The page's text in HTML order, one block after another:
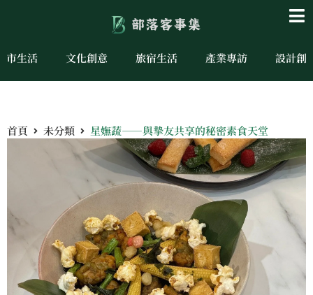
市生活 文化創意 旅宿生活 產業專訪 設計創
首頁 未分類 星嫵蔬——與摯友共享的秘密素食天堂